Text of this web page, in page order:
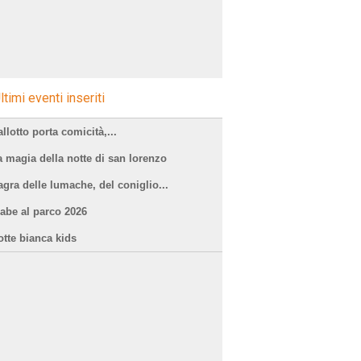
eventi inseriti
porta comicità,...
magia della notte di san lorenzo
delle lumache, del coniglio...
al parco 2026
bianca kids